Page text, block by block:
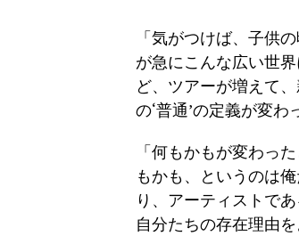
「気がつけば、子供
が急にこんな広い世
ど、ツアーが増えて
の‘普通’の定義が変わ
「何もかもが変わっ
もかも、というのは
り、アーティストで
自分たちの存在理由